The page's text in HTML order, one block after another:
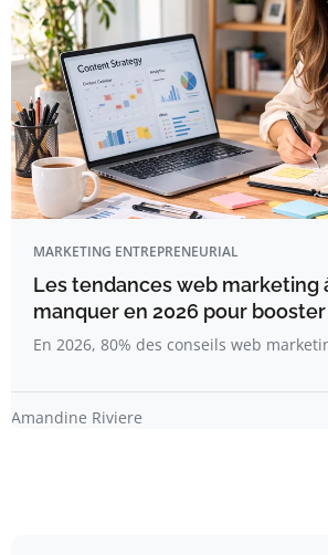
MARKETING ENTREPRENEURIAL
Les tendances web marketing
manquer en 2026 pour
En 2026, 80% des conseils web
Amandine Riviere